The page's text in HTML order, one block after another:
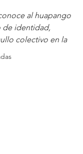
al huapango
identidad,
colectivo en la